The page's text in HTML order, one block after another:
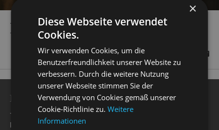
RADEK STOPKA
BESUCHERSERVICE
+49 351 32042 222
karten@staatsoperette.de
×
Diese Webseite verwendet
Cookies.
Wir verwenden Cookies, um die
Benutzerfreundlichkeit unserer Website zu
verbessern. Durch die weitere Nutzung
unserer Webseite stimmen Sie der
Verwendung von Cookies gemäß unserer
Cookie-Richtlinie zu.Weitere
Informationen